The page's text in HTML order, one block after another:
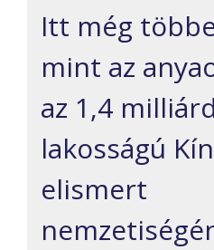
Itt még
mint az
az 1,4
lakosságú
elismert